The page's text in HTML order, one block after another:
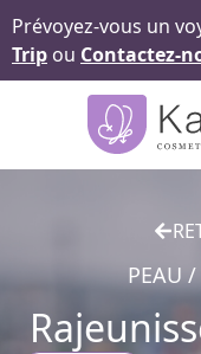
Prévoyez-vous un
Trip ou Contactez-
PEAU /